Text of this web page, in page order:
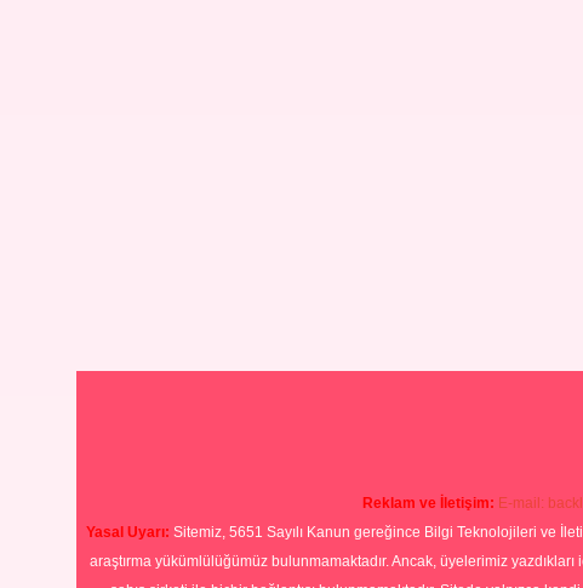
Reklam ve İletişim: E-mail:
Yasal Uyarı: Sitemiz, 5651 Sayılı Kanun gereğince Bilgi Teknolojileri ve
araştırma yükümlülüğümüz bulunmamaktadır. Ancak, üyelerimiz